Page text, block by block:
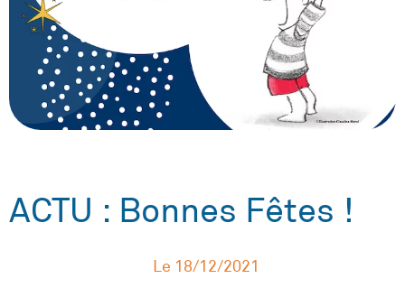
ACTU : Bonnes Fêtes !
Le 18/12/2021